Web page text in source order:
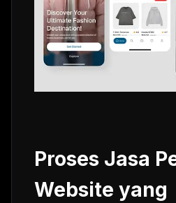
Proses Jasa
Website yang